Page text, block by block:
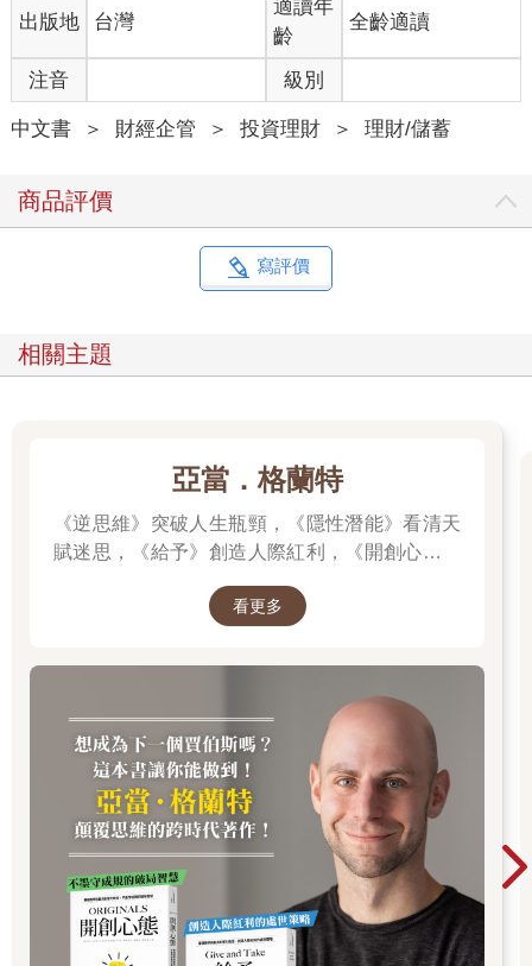
辜路人。
因為三觀不合，所以我和這個朋友漸行漸遠。
/
某天，久沒聯絡的她突然約我吃飯，一時想不出推託的台詞，只
能答應了。
公司，因為廠商付款日拖很久，急需現金週轉，想和我調錢，承
她了。
陸續有朋友提醒我，她借錢不是為了公司周轉，而是要為她的
花費入不敷出的她，四處和朋友借錢，模式一模一樣，先借小
後來她又和我借錢，當我明確地拒絕之後，她從此也沒再理過
這事過了好幾年，我竟然在社會新聞看到她的名字和照片。她因
為詐財，被抓了，那個滿口精緻的人，再也精緻不起來了。
有一個名詞叫作「精緻窮」，是形容沒有足夠的能力，卻硬要消
費超標的人，似乎以為裝得「精緻」，就能忘記自己「真的
你／妳知道嗎！
妳和凱莉．布雷蕭之間的距離，是她努力地拚事業，而妳只是買
了和她一樣的名牌包。
出版地 台灣
適讀年
齡
全齡適讀
注音 級別
中文書 ＞ 財經企管 ＞ 投資理財 ＞ 理財/儲蓄
商品評價
寫評價
相關主題
亞當．格蘭特
《逆思維》突破人生瓶頸，《隱性潛能》看清天
賦迷思，《給予》創造人際紅利，《開創心態》
看更多